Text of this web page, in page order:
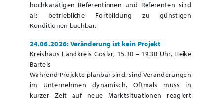
hochkarätigen Referentinnen und Referenten sind
als betriebliche Fortbildung zu günstigen
Konditionen buchbar.
24.06.2026: Veränderung ist kein Projekt
Kreishaus Landkreis Goslar, 15.30 – 19.30 Uhr, Heike
Bartels
Während Projekte planbar sind, sind Veränderungen
im Unternehmen dynamisch. Oftmals muss in
kurzer Zeit auf neue Marktsituationen reagiert